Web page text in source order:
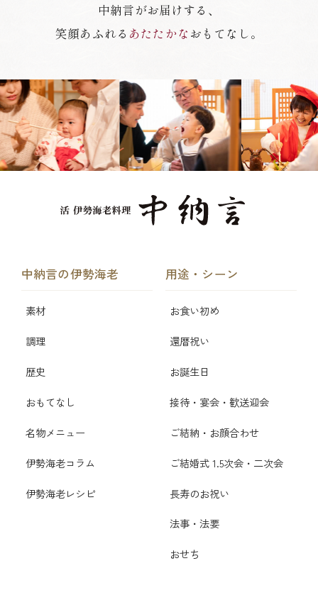
中納言がお届けする、
笑顔あふれる あたたかな おもてなし。
中納言の伊勢海老
素材
調理
歴史
おもてなし
名物メニュー
伊勢海老コラム
伊勢海老レシピ
用途・シーン
お食い初め
還暦祝い
お誕生日
接待・宴会・歓送迎会
ご結納・お顔合わせ
ご結婚式 1.5次会・二次会
長寿のお祝い
法事・法要
おせち